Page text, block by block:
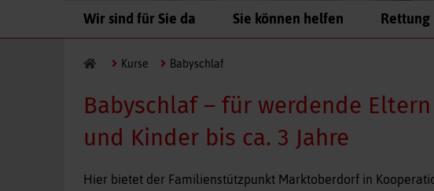
Wir sind für Sie da Sie können helfen Rettung
Kurse Babyschlaf
Babyschlaf – für werdende
und Kinder bis ca. 3 Jahre
Hier bietet der Familienstützpunkt Marktoberdorf in